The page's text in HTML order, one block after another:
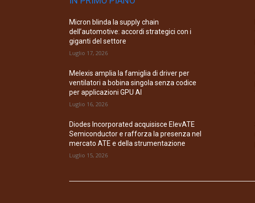
Micron blinda la supply chain
dell’automotive: accordi strategici con i
giganti del settore
Luglio 17, 2026
Melexis amplia la famiglia di driver per
ventilatori a bobina singola senza codice
per applicazioni GPU AI
Luglio 16, 2026
Diodes Incorporated acquisisce ElevATE
Semiconductor e rafforza la presenza nel
mercato ATE e della strumentazione
Luglio 15, 2026